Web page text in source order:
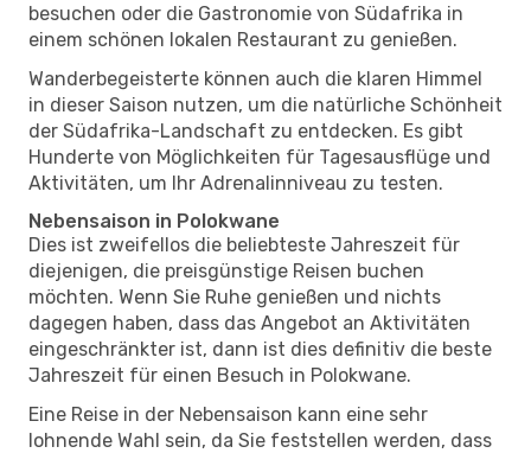
besuchen oder die Gastronomie von Südafrika in
einem schönen lokalen Restaurant zu genießen.
Wanderbegeisterte können auch die klaren Himmel
in dieser Saison nutzen, um die natürliche Schönheit
der Südafrika-Landschaft zu entdecken. Es gibt
Hunderte von Möglichkeiten für Tagesausflüge und
Aktivitäten, um Ihr Adrenalinniveau zu testen.
Nebensaison in Polokwane
Dies ist zweifellos die beliebteste Jahreszeit für
diejenigen, die preisgünstige Reisen buchen
möchten. Wenn Sie Ruhe genießen und nichts
dagegen haben, dass das Angebot an Aktivitäten
eingeschränkter ist, dann ist dies definitiv die beste
Jahreszeit für einen Besuch in Polokwane.
Eine Reise in der Nebensaison kann eine sehr
lohnende Wahl sein, da Sie feststellen werden, dass